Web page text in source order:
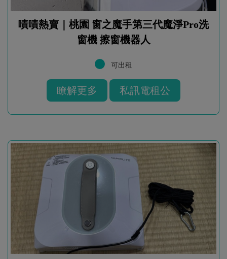
嘖嘖熱賣｜桃園 窗之魔手第三代魔淨Pro洗
窗機 擦窗機器人
可出租
瞭解更多 私訊電租公